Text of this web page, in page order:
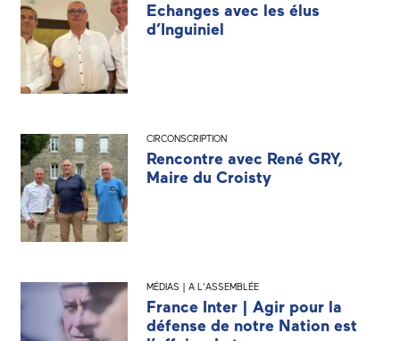
Echanges avec les élus
d’Inguiniel
CIRCONSCRIPTION
Rencontre avec René GRY,
Maire du Croisty
MÉDIAS | A L'ASSEMBLÉE
France Inter | Agir pour la
défense de notre Nation est